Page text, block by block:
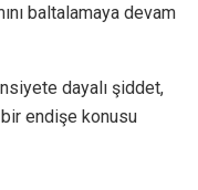
baltalamaya devam
dayalı şiddet,
endişe konusu